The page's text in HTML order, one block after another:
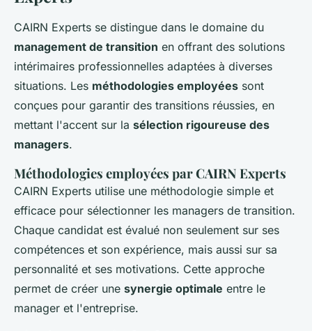
CAIRN Experts se distingue dans le domaine du
management de transition en offrant des solutions
intérimaires professionnelles adaptées à diverses
situations. Les méthodologies employées sont
conçues pour garantir des transitions réussies, en
mettant l'accent sur la sélection rigoureuse des
managers.
Méthodologies employées par CAIRN Experts
CAIRN Experts utilise une méthodologie simple et
efficace pour sélectionner les managers de transition.
Chaque candidat est évalué non seulement sur ses
compétences et son expérience, mais aussi sur sa
personnalité et ses motivations. Cette approche
permet de créer une synergie optimale entre le
manager et l'entreprise.